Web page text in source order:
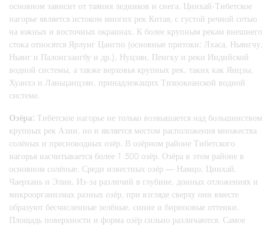
основном зависит от таяния ледников и снега. Цинхай-Тибетское
нагорье является истоком многих рек Китая, с густой речной сетью
на южных и восточных окраинах. К более крупным рекам внешнего
стока относятся Ярлунг Цангпо (основные притоки: Лхаса, Ньянгчу,
Ньянг и Палонгзангбу и др.), Нуцзян, Пенгку и реки Индийской
водной системы, а также верховья крупных рек, таких как Янцзы,
Хуанхэ и Ланьцанцзян, принадлежащих Тихоокеанской водной
системе.
Озёра: Тибетское нагорье не только возвышается над большинством
крупных рек Азии, но и является местом расположения множества
солёных и пресноводных озёр. В озёрном районе Тибетского
нагорья насчитывается более 1 500 озёр. Озёра в этом районе в
основном солёные. Среди известных озёр — Намцо, Цинхай,
Чаерхань и Элин. Из-за различий в глубине, донных отложениях и
микроорганизмах разных озёр, при взгляде сверху они вместе
образуют бесчисленные зелёные, синие и бирюзовые оттенки.
Площадь поверхности и форма озёр сильно различаются. Самое